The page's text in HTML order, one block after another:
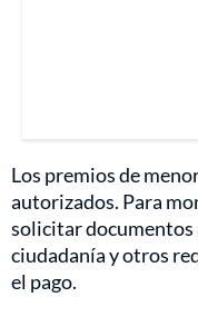
Los premios de
autorizados. Para
solicitar documentos
ciudadanía y otros
el pago.